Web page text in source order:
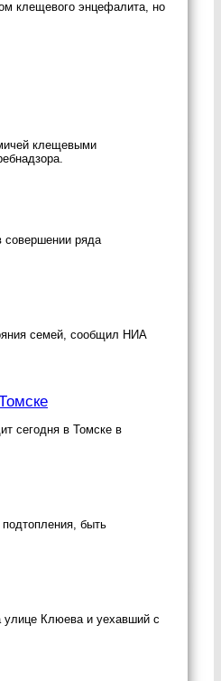
клещевого энцефалита, но
клещевыми
совершении ряда
семей, сообщил НИА
сегодня в Томске в
быть
улице Клюева и уехавший с